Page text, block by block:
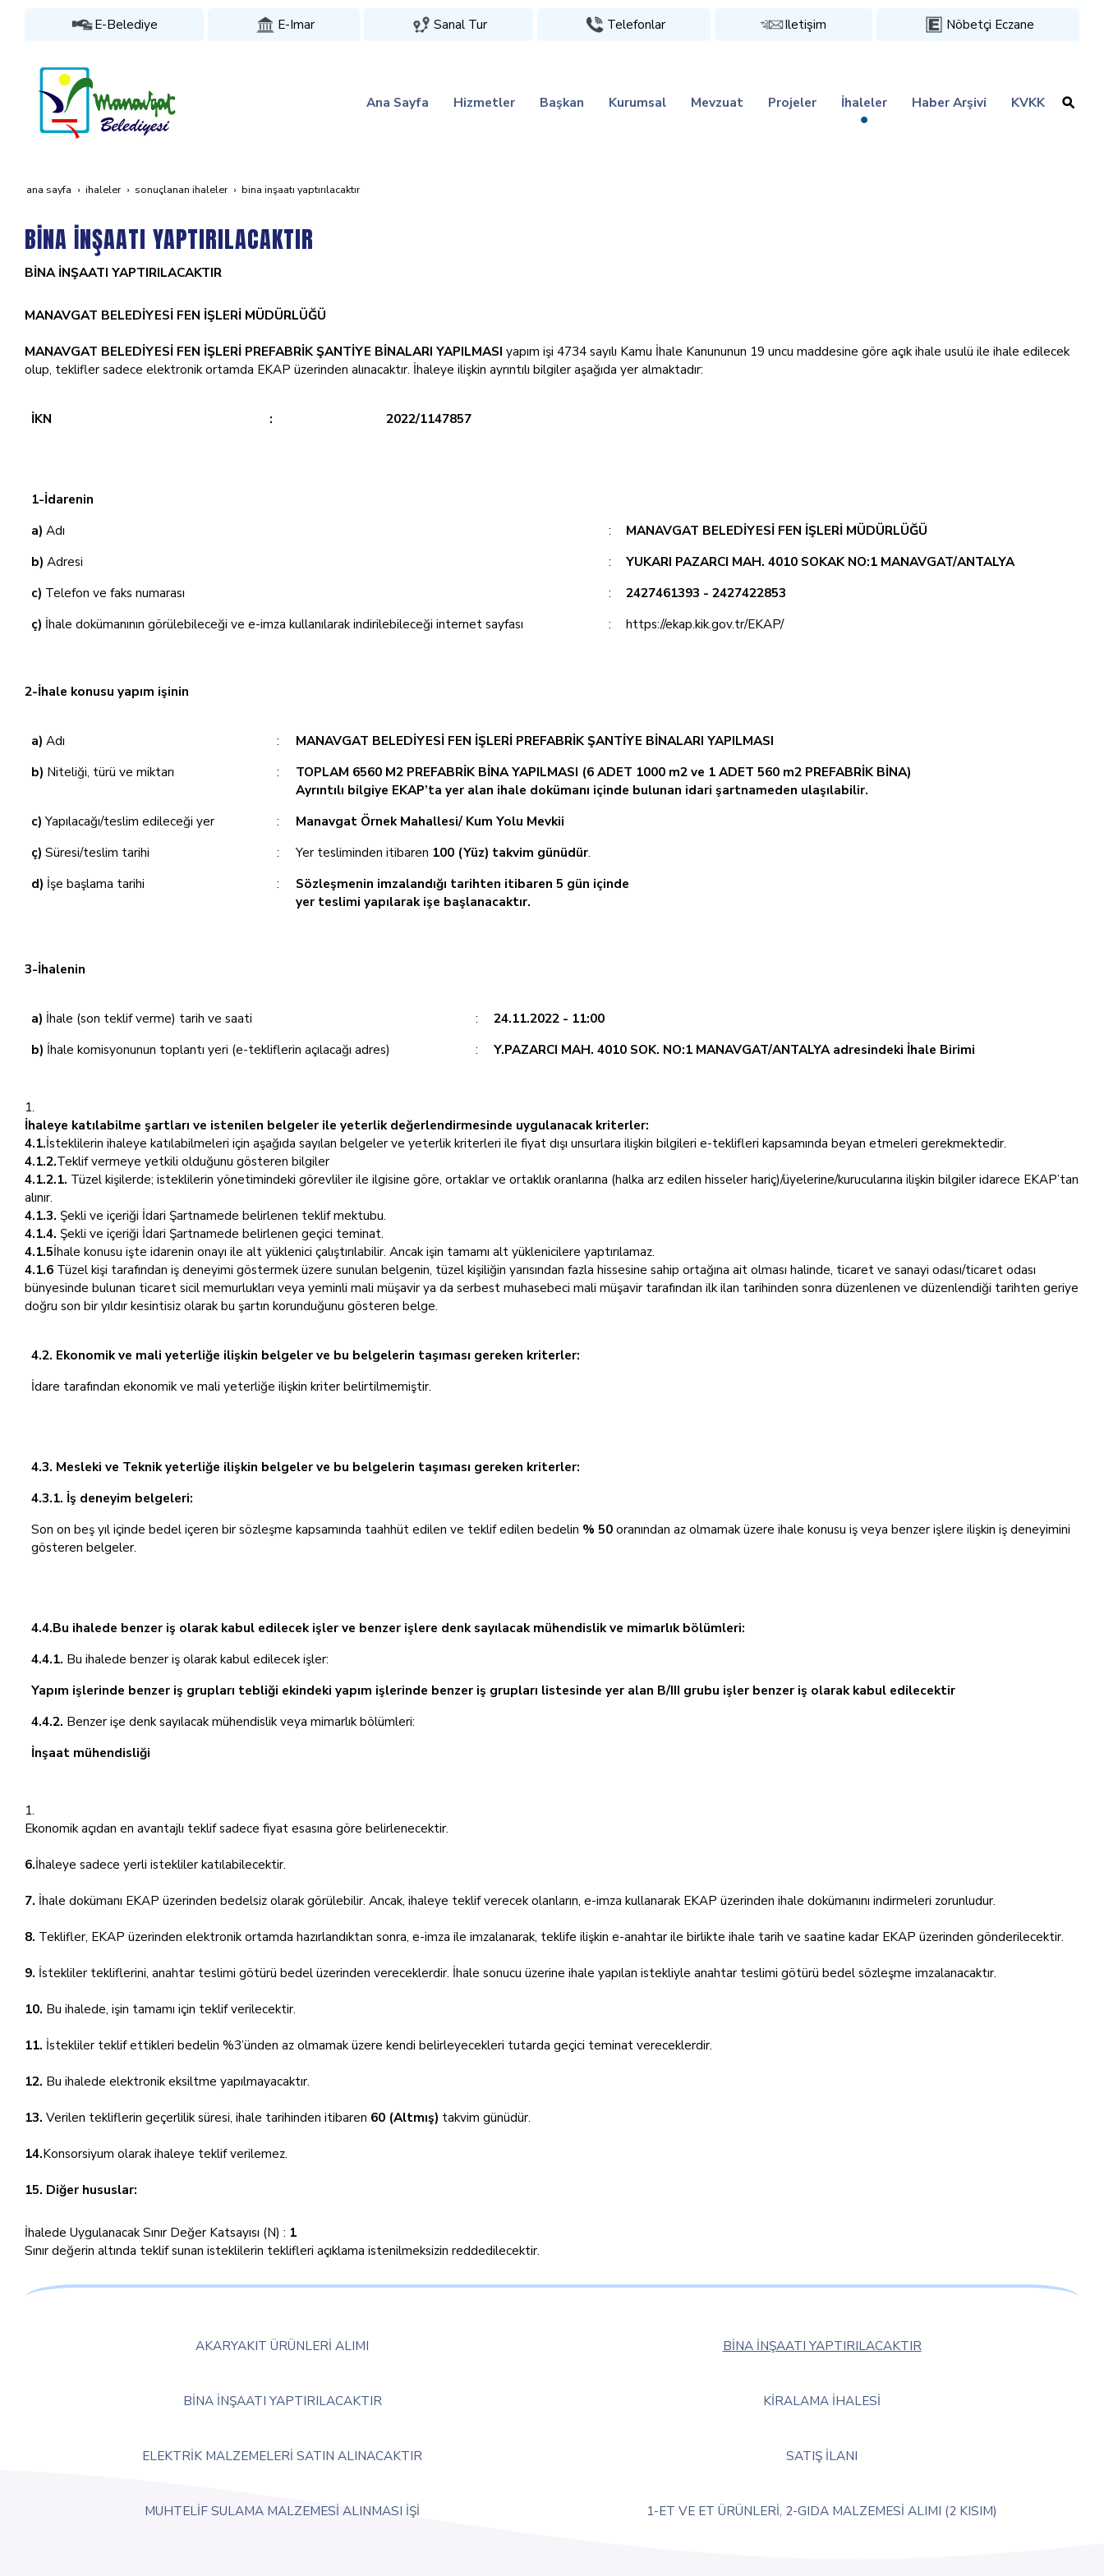
E-Belediye E-Imar Sanal Tur Telefonlar Iletişim Nöbetçi Eczane
Ana Sayfa Hizmetler Başkan Kurumsal Mevzuat Projeler İhaleler Haber Arşivi KVKK
ana sayfa i̇haleler sonuçlanan i̇haleler bi̇na i̇nşaati yaptirilacaktir
BİNA İNŞAATI YAPTIRILACAKTIR
BİNA İNŞAATI YAPTIRILACAKTIR
MANAVGAT BELEDİYESİ FEN İŞLERİ MÜDÜRLÜĞÜ
MANAVGAT BELEDİYESİ FEN İŞLERİ PREFABRİK ŞANTİYE BİNALARI YAPILMASI yapım işi 4734 sayılı Kamu İhale Kanununun 19 uncu maddesine göre açık ihale usulü ile ihale edilecek
olup, teklifler sadece elektronik ortamda EKAP üzerinden alınacaktır. İhaleye ilişkin ayrıntılı bilgiler aşağıda yer almaktadır:
İKN : 2022/1147857
1-İdarenin
a) Adı :
MANAVGAT BELEDİYESİ FEN İŞLERİ MÜDÜRLÜĞÜ
b) Adresi :
YUKARI PAZARCI MAH. 4010 SOKAK NO:1 MANAVGAT/ANTALYA
c) Telefon ve faks numarası :
2427461393 - 2427422853
ç) İhale dokümanının görülebileceği ve e-imza kullanılarak indirilebileceği internet sayfası : https://ekap.kik.gov.tr/EKAP/
2-İhale konusu yapım işinin
a) Adı :
MANAVGAT BELEDİYESİ FEN İŞLERİ PREFABRİK ŞANTİYE BİNALARI YAPILMASI
b) Niteliği, türü ve miktarı :
TOPLAM 6560 M2 PREFABRİK BİNA YAPILMASI (6 ADET 1000 m2 ve 1 ADET 560 m2 PREFABRİK BİNA)
Ayrıntılı bilgiye EKAP’ta yer alan ihale dokümanı içinde bulunan idari şartnameden ulaşılabilir.
c)Yapılacağı/teslim edileceği yer :
Manavgat Örnek Mahallesi/ Kum Yolu Mevkii
ç) Süresi/teslim tarihi : Yer tesliminden itibaren 100 (Yüz) takvim günüdür.
d) İşe başlama tarihi :
Sözleşmenin imzalandığı tarihten itibaren 5 gün içinde
yer teslimi yapılarak işe başlanacaktır.
3-İhalenin
a) İhale (son teklif verme) tarih ve saati :
24.11.2022 - 11:00
b) İhale komisyonunun toplantı yeri (e-tekliflerin açılacağı adres) : Y.PAZARCI MAH. 4010 SOK. NO:1 MANAVGAT/ANTALYA adresindeki İhale Birimi
İhaleye katılabilme şartları ve istenilen belgeler ile yeterlik değerlendirmesinde uygulanacak kriterler:
4.1.İsteklilerin ihaleye katılabilmeleri için aşağıda sayılan belgeler ve yeterlik kriterleri ile fiyat dışı unsurlara ilişkin bilgileri e-teklifleri kapsamında beyan etmeleri gerekmektedir.
4.1.2.Teklif vermeye yetkili olduğunu gösteren bilgiler
4.1.2.1. Tüzel kişilerde; isteklilerin yönetimindeki görevliler ile ilgisine göre, ortaklar ve ortaklık oranlarına (halka arz edilen hisseler hariç)/üyelerine/kurucularına ilişkin bilgiler idarece EKAP’tan
alınır.
4.1.3. Şekli ve içeriği İdari Şartnamede belirlenen teklif mektubu.
4.1.4. Şekli ve içeriği İdari Şartnamede belirlenen geçici teminat.
4.1.5İhale konusu işte idarenin onayı ile alt yüklenici çalıştırılabilir. Ancak işin tamamı alt yüklenicilere yaptırılamaz.
4.1.6 Tüzel kişi tarafından iş deneyimi göstermek üzere sunulan belgenin, tüzel kişiliğin yarısından fazla hissesine sahip ortağına ait olması halinde, ticaret ve sanayi odası/ticaret odası
bünyesinde bulunan ticaret sicil memurlukları veya yeminli mali müşavir ya da serbest muhasebeci mali müşavir tarafından ilk ilan tarihinden sonra düzenlenen ve düzenlendiği tarihten geriye
doğru son bir yıldır kesintisiz olarak bu şartın korunduğunu gösteren belge.
4.2. Ekonomik ve mali yeterliğe ilişkin belgeler ve bu belgelerin taşıması gereken kriterler:
İdare tarafından ekonomik ve mali yeterliğe ilişkin kriter belirtilmemiştir.
4.3. Mesleki ve Teknik yeterliğe ilişkin belgeler ve bu belgelerin taşıması gereken kriterler:
4.3.1. İş deneyim belgeleri:
Son on beş yıl içinde bedel içeren bir sözleşme kapsamında taahhüt edilen ve teklif edilen bedelin % 50oranından az olmamak üzere ihale konusu iş veya benzer işlere ilişkin iş deneyimini
gösteren belgeler.
4.4.Bu ihalede benzer iş olarak kabul edilecek işler ve benzer işlere denk sayılacak mühendislik ve mimarlık bölümleri:
4.4.1. Bu ihalede benzer iş olarak kabul edilecek işler:
Yapım işlerinde benzer iş grupları tebliği ekindeki yapım işlerinde benzer iş grupları listesinde yer alan B/III grubu işler benzer iş olarak kabul edilecektir
4.4.2. Benzer işe denk sayılacak mühendislik veya mimarlık bölümleri:
İnşaat mühendisliği
Ekonomik açıdan en avantajlı teklif sadece fiyat esasına göre belirlenecektir.
6.İhaleye sadece yerli istekliler katılabilecektir.
7. İhale dokümanı EKAP üzerinden bedelsiz olarak görülebilir. Ancak, ihaleye teklif verecek olanların, e-imza kullanarak EKAP üzerinden ihale dokümanını indirmeleri zorunludur.
8. Teklifler, EKAP üzerinden elektronik ortamda hazırlandıktan sonra, e-imza ile imzalanarak, teklife ilişkin e-anahtar ile birlikte ihale tarih ve saatine kadar EKAP üzerinden gönderilecektir.
9. İstekliler tekliflerini, anahtar teslimi götürü bedel üzerinden vereceklerdir. İhale sonucu üzerine ihale yapılan istekliyle anahtar teslimi götürü bedel sözleşme imzalanacaktır.
10. Bu ihalede, işin tamamı için teklif verilecektir.
11. İstekliler teklif ettikleri bedelin %3’ünden az olmamak üzere kendi belirleyecekleri tutarda geçici teminat vereceklerdir.
12. Bu ihalede elektronik eksiltme yapılmayacaktır.
13. Verilen tekliflerin geçerlilik süresi, ihale tarihinden itibaren 60 (Altmış) takvim günüdür.
14.Konsorsiyum olarak ihaleye teklif verilemez.
15. Diğer hususlar:
İhalede Uygulanacak Sınır Değer Katsayısı (N) : 1
Sınır değerin altında teklif sunan isteklilerin teklifleri açıklama istenilmeksizin reddedilecektir.
AKARYAKIT ÜRÜNLERİ ALIMI BİNA İNŞAATI YAPTIRILACAKTIR
BİNA İNŞAATI YAPTIRILACAKTIR KİRALAMA İHALESİ
ELEKTRİK MALZEMELERİ SATIN ALINACAKTIR SATIŞ İLANI
MUHTELİF SULAMA MALZEMESİ ALINMASI İŞİ 1-ET VE ET ÜRÜNLERİ, 2-GIDA MALZEMESİ ALIMI (2 KISIM)